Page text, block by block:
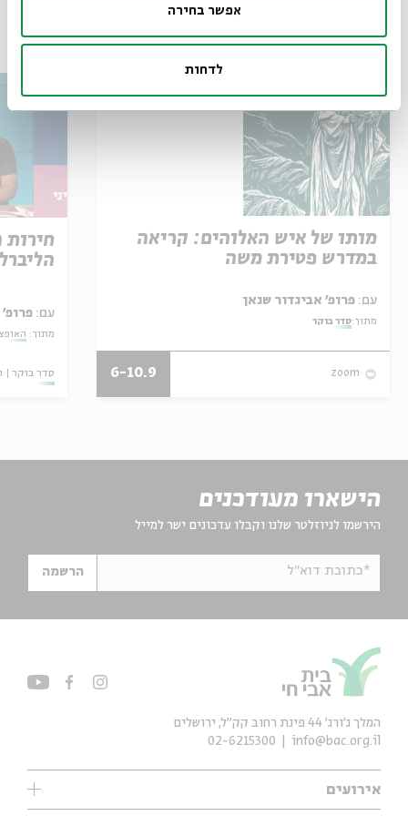
אפשר בחירה
לדחות
עוד בבית אבי חי
מותו של איש האלוהים: קריאה
במדרש פטירת משה
עם:
מתוך:סדר בוקר
zoom
6-10.9
עם: פרופ'
מתוך:
סדר בוקר
הישארו מעודכנים
הירשמו לניוזלטר שלנו וקבלו עדכונים ישר למייל
*כתובת דוא"ל הרשמה
אירועים
עיון
המלך ג'ורג' 44 פינת רחוב קק״ל, ירושלים
info@bac.org.il
02-6215300